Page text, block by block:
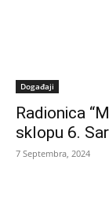
Događaji
Radionica
sklopu 6.
7 Septembra, 2024